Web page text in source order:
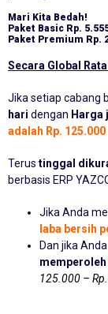
Mari Kita Bedah!
Paket Basic Rp.
Paket Premium Rp.
Secara Global
Jika setiap cabang
hari dengan Harga
adalah Rp. 125.000
Terus tinggal
berbasis ERP
Jika Anda
laba bersih
Dan jika
memperoleh
125.000 –